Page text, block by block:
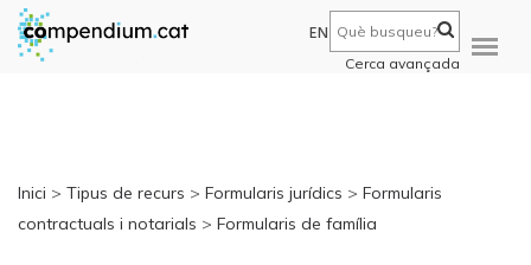
EN
Cerca avançada
Inici > Tipus de recurs > Formularis jurídics > Formularis
contractuals i notarials > Formularis de família